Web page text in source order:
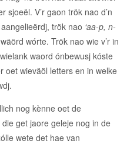
sjoeël. V’r gaon trök nao d’n
trök nao ‘aa-p, n-
wórte. Trök nao wie v’r in
waord ónbewusj kóste
oet wieväöl letters en in welke
nog kènne oet de
get jaore geleje nog in de
wete det hae van